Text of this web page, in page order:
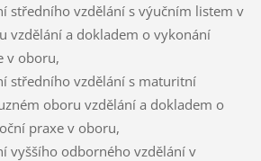
středního vzdělání s výučním listem v
vzdělání a dokladem o vykonání
v oboru,
středního vzdělání s maturitní
oboru vzdělání a dokladem o
praxe v oboru,
vyššího odborného vzdělání v